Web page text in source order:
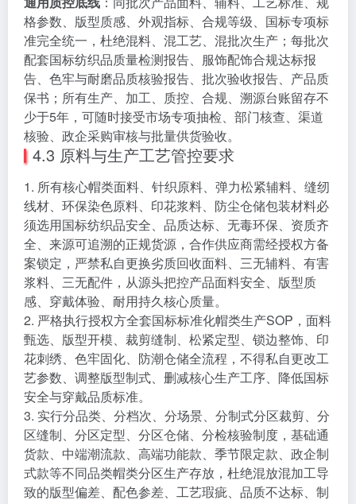
格参数、版型质感、外观指标、合规等级、国标专项标
准完全统一，杜绝混料、混工艺、混批次生产；每批次
配套国标纺织品质量检测报告、服饰配饰合规达标报
告、色牢与耐磨品质核验报告、批次验收报告、产品质
保书；所有生产、加工、质控、合规、溯源台账留存不
少于5年，可随时接受市场专项抽检、部门核查、渠道
核验、政企采购审核与批量供货验收。
4.3 原料与生产工艺管控要求
1. 所有核心帽类面料、针织原料、弹力松紧辅料、缝纫
线材、环保染色原料、印花浆料、防尘仓储包装材料必
须选用国标纺织品安全、品质达标、无毒环保、资质齐
全、来源可追溯的正规货源，合作供应商需经授权方备
案锁定，严禁私自更换劣质回收面料、三无辅料、有害
浆料、三无配件，从源头把控产品面料安全、版型质
感、穿戴体验、耐用持久核心质量。
2. 严格执行授权方全套国标标准化帽类生产SOP，面料
甄选、版型开模、裁剪缝制、松紧定型、锁边整饰、印
花刺绣、色牢固化、防潮仓储全流程，不得私自更改工
艺参数、调整版型制式、删减核心生产工序、降低国标
安全与穿戴品质标准。
3. 实行分品类、分档次、分场景、分制式分区裁剪、分
区缝制、分区定型、分区仓储、分检核验制度，基础通
货款、中端潮流款、高端功能款、季节限定款、政企制
式款等不同品类帽类分区生产存放，杜绝混放混加工导
致的版型偏差、配色参差、工艺瑕疵、品质不达标、制